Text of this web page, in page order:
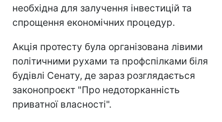
необхідна для залучення інвестицій та
спрощення економічних процедур.
Акція протесту була організована лівими
політичними рухами та профспілками біля
будівлі Сенату, де зараз розглядається
законопроєкт "Про недоторканність
приватної власності".